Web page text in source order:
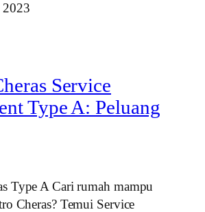
2023
Service
Type A: Peluang
Type A Cari rumah mampu
Cheras? Temui Service